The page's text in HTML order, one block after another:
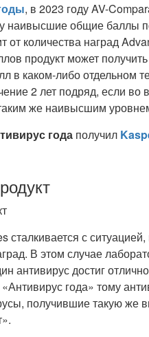
, в 2023 году AV-
наивысшие общие баллы
от количества наград
продукт может
в каком-либо отдельном
2 лет подряд, если во
же наивысшим
года получил
сталкивается с
В этом случае
антивирус достиг
года» тому
получившие такую же